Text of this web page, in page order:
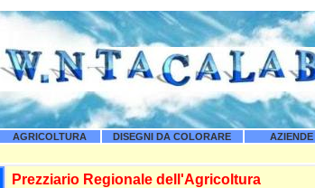
AGRICOLTURA DISEGNI DA COLORARE AZIENDE
Prezziario Regionale dell'Agricoltura